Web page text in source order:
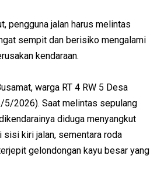
pengguna jalan harus melintas
sempit dan berisiko mengalami
kendaraan.
warga RT 4 RW 5 Desa
5/2026). Saat melintas sepulang
diduga menyangkut
sisi kiri jalan, sementara roda
gelondongan kayu besar yang